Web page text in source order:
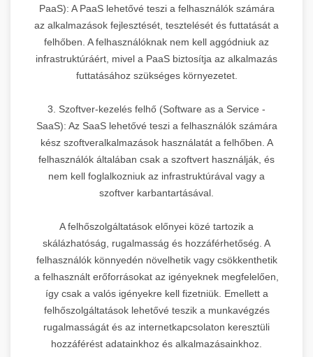
PaaS): A PaaS lehetővé teszi a felhasználók számára
az alkalmazások fejlesztését, tesztelését és futtatását a
felhőben. A felhasználóknak nem kell aggódniuk az
infrastruktúráért, mivel a PaaS biztosítja az alkalmazás
futtatásához szükséges környezetet.
3. Szoftver-kezelés felhő (Software as a Service -
SaaS): Az SaaS lehetővé teszi a felhasználók számára
kész szoftveralkalmazások használatát a felhőben. A
felhasználók általában csak a szoftvert használják, és
nem kell foglalkozniuk az infrastruktúrával vagy a
szoftver karbantartásával.
A felhőszolgáltatások előnyei közé tartozik a
skálázhatóság, rugalmasság és hozzáférhetőség. A
felhasználók könnyedén növelhetik vagy csökkenthetik
a felhasznált erőforrásokat az igényeknek megfelelően,
így csak a valós igényekre kell fizetniük. Emellett a
felhőszolgáltatások lehetővé teszik a munkavégzés
rugalmasságát és az internetkapcsolaton keresztüli
hozzáférést adatainkhoz és alkalmazásainkhoz.